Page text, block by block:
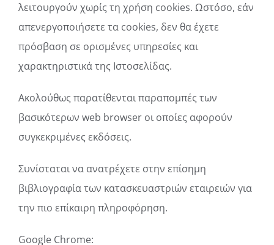
λειτουργούν χωρίς τη χρήση cookies. Ωστόσο, εάν
απενεργοποιήσετε τα cookies, δεν θα έχετε
πρόσβαση σε ορισμένες υπηρεσίες και
χαρακτηριστικά της Ιστοσελίδας.
Ακολούθως παρατίθενται παραπομπές των
βασικότερων web browser οι οποίες αφορούν
συγκεκριμένες εκδόσεις.
Συνίσταται να ανατρέχετε στην επίσημη
βιβλιογραφία των κατασκευαστριών εταιρειών για
την πιο επίκαιρη πληροφόρηση.
Google Chrome: